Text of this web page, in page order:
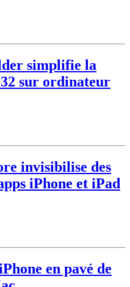
simplifie la
sur ordinateur
invisibilise des
iPhone et iPad
en pavé de